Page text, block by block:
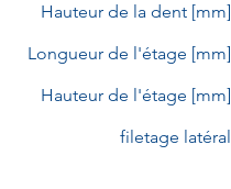
Hauteur de la dent [mm]
Longueur de l'étage [mm]
Hauteur de l'étage [mm]
filetage latéral